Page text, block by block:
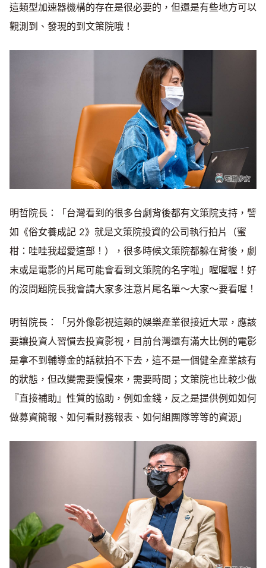
這類型加速器機構的存在是很必要的，但還是有些地方可以
觀測到、發現的到文策院哦！
明哲院長：「台灣看到的很多台劇背後都有文策院支持，譬
如《俗女養成記 2》就是文策院投資的公司執行拍片（蜜
柑：哇哇我超愛這部！），很多時候文策院都躲在背後，劇
末或是電影的片尾可能會看到文策院的名字啦」喔喔喔！好
的沒問題院長我會請大家多注意片尾名單～大家～要看喔！
明哲院長：「另外像影視這類的娛樂產業很接近大眾，應該
要讓投資人習慣去投資影視，目前台灣還有滿大比例的電影
是拿不到輔導金的話就拍不下去，這不是一個健全產業該有
的狀態，但改變需要慢慢來，需要時間；文策院也比較少做
『直接補助』性質的協助，例如金錢，反之是提供例如如何
做募資簡報、如何看財務報表、如何組團隊等等的資源」